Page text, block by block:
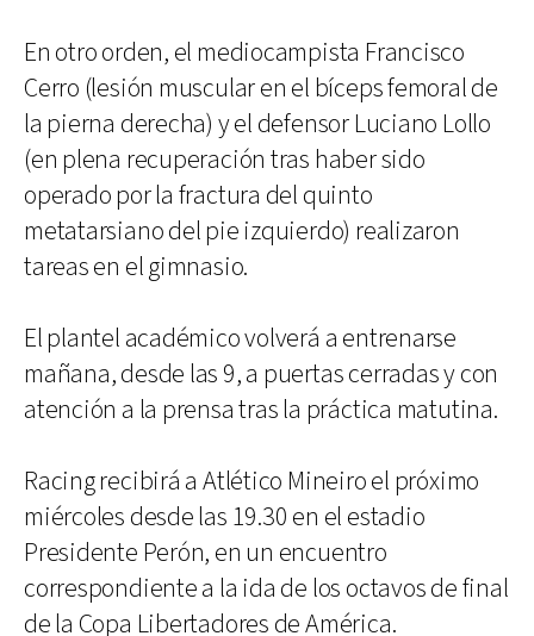
En otro orden, el mediocampista Francisco
Cerro (lesión muscular en el bíceps femoral de
la pierna derecha) y el defensor Luciano Lollo
(en plena recuperación tras haber sido
operado por la fractura del quinto
metatarsiano del pie izquierdo) realizaron
tareas en el gimnasio.
El plantel académico volverá a entrenarse
mañana, desde las 9, a puertas cerradas y con
atención a la prensa tras la práctica matutina.
Racing recibirá a Atlético Mineiro el próximo
miércoles desde las 19.30 en el estadio
Presidente Perón, en un encuentro
correspondiente a la ida de los octavos de final
de la Copa Libertadores de América.